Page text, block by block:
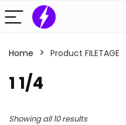
Home Product FILETAGE
1 1/4
Showing all 10 results